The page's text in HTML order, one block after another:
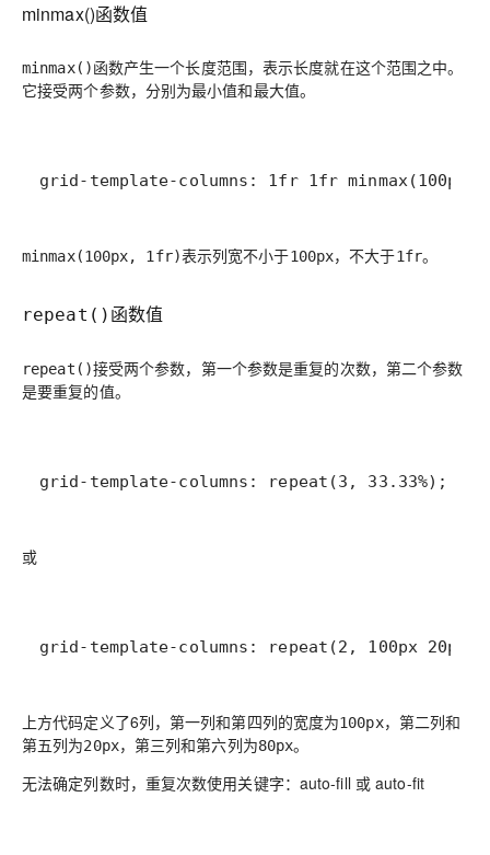
minmax()函数值
minmax()函数产生一个长度范围，表示长度就在这个范围之中。
它接受两个参数，分别为最小值和最大值。
grid-template-columns: 1fr 1fr
minmax(100px, 1fr)表示列宽不小于100px，不大于1fr。
repeat() 函数值
repeat()接受两个参数，第一个参数是重复的次数，第二个参数
是要重复的值。
grid-template-columns: repeat(3, 33.33%);
或
grid-template-columns: repeat(2, 100px 20px
上方代码定义了6列，第一列和第四列的宽度为100px，第二列和
第五列为20px，第三列和第六列为80px。
无法确定列数时，重复次数使用关键字：auto-fill 或 auto-fit